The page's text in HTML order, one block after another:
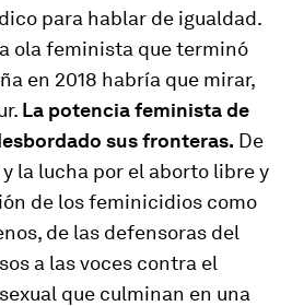
para hablar de igualdad.
ola feminista que terminó
en 2018 habría que mirar,
La potencia feminista de
sus fronteras. De
la lucha por el aborto libre y
de los feminicidios como
de las defensoras del
a las voces contra el
que culminan en una